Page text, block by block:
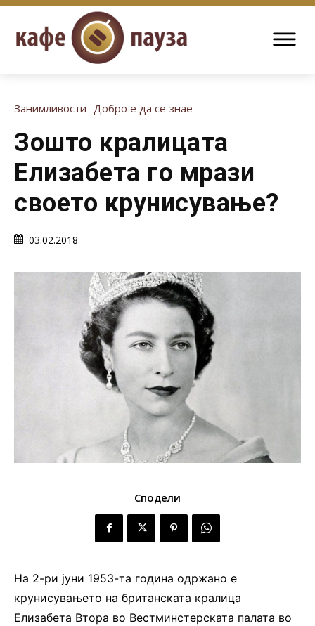
Занимливости Добро е да се знае
Зошто кралицата
Елизабета го мрази
своето крунисување?
03.02.2018
Сподели
На 2-ри јуни 1953-та година одржано е
крунисувањето на британската кралица
Елизабета Втора во Вестминстерската палата во